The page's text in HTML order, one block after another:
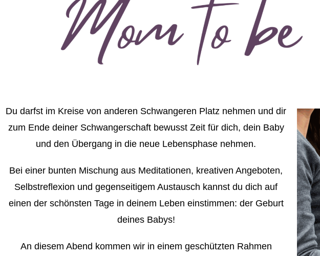
Du darfst im Kreise von anderen Schwangeren Platz nehmen und dir
zum Ende deiner Schwangerschaft bewusst Zeit für dich, dein Baby
und den Übergang in die neue Lebensphase nehmen.
Bei einer bunten Mischung aus Meditationen, kreativen Angeboten,
Selbstreflexion und gegenseitigem Austausch kannst du dich auf
einen der schönsten Tage in deinem Leben einstimmen: der Geburt
deines Babys!
An diesem Abend kommen wir in einem geschützten Rahmen